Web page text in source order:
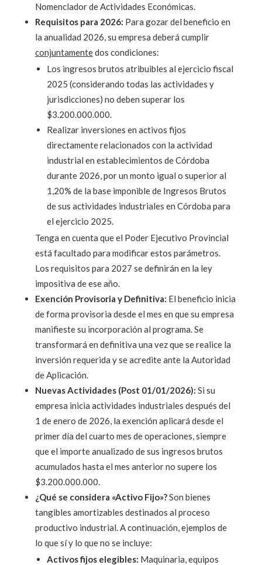
Nomenclador de Actividades Económicas.
Requisitos para 2026: Para gozar del beneficio en
la anualidad 2026, su empresa deberá cumplir
conjuntamentedos condiciones:
Los ingresos brutos atribuibles al ejercicio fiscal
2025 (considerando todas las actividades y
jurisdicciones) no deben superar los
$3.200.000.000.
Realizar inversiones en activos fijos
directamente relacionados con la actividad
industrial en establecimientos de Córdoba
durante 2026, por un monto igual o superior al
1,20% de la base imponible de Ingresos Brutos
de sus actividades industriales en Córdoba para
el ejercicio 2025.
Tenga en cuenta que el Poder Ejecutivo Provincial
está facultado para modificar estos parámetros.
Los requisitos para 2027 se definirán en la ley
impositiva de ese año.
Exención Provisoria y Definitiva: El beneficio inicia
de forma provisoria desde el mes en que su empresa
manifieste su incorporación al programa. Se
transformará en definitiva una vez que se realice la
inversión requerida y se acredite ante la Autoridad
de Aplicación.
Nuevas Actividades (Post 01/01/2026): Si su
empresa inicia actividades industriales después del
1 de enero de 2026, la exención aplicará desde el
primer día del cuarto mes de operaciones, siempre
que el importe anualizado de sus ingresos brutos
acumulados hasta el mes anterior no supere los
$3.200.000.000.
¿Qué se considera «Activo Fijo»?Son bienes
tangibles amortizables destinados al proceso
productivo industrial. A continuación, ejemplos de
lo que sí y lo que no se incluye:
Activos fijos elegibles: Maquinaria, equipos